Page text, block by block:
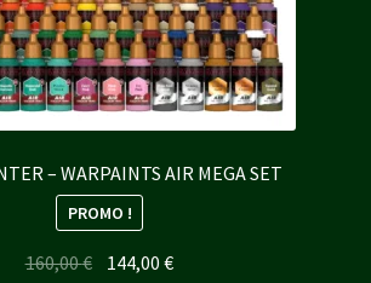
– WARPAINTS AIR MEGA SET
PROMO !
160,00€ Le144,00€Le